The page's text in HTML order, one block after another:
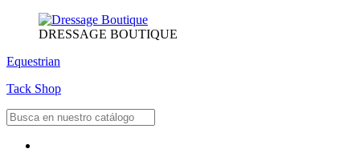
DRESSAGE BOUTIQUE
Equestrian
Tack Shop